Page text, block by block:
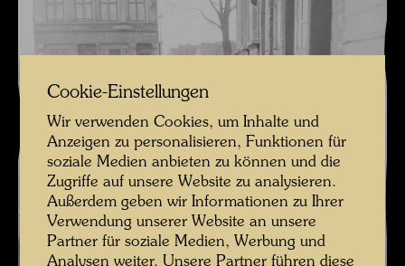
Cookie-Einstellungen
Wir verwenden Cookies, um Inhalte und
Anzeigen zu personalisieren, Funktionen für
soziale Medien anbieten zu können und die
Zugriffe auf unsere Website zu analysieren.
Außerdem geben wir Informationen zu Ihrer
Verwendung unserer Website an unsere
Partner für soziale Medien, Werbung und
Analysen weiter. Unsere Partner führen diese